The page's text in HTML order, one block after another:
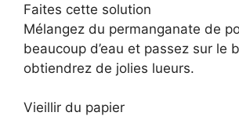
Faites cette solution
Mélangez du permanganate de
beaucoup d’eau et passez sur le
obtiendrez de jolies lueurs.
Vieillir du papier